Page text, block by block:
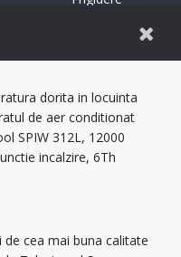
Sanitare
pardoseala
Sisteme
Incalzire
Policy Accessibility Help
dorita in locuinta
de aer conditionat
SPIW 312L, 12000
incalzire, 6Th
de cea mai buna calitate